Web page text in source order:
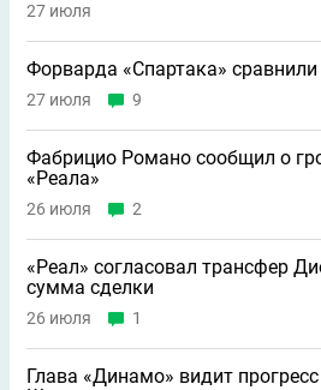
27 июля
Форварда «Спартака»
27 июля 9
Фабрицио Романо сообщил о
«Реала»
26 июля 2
«Реал» согласовал трансфер
сумма сделки
26 июля 1
Глава «Динамо» видит